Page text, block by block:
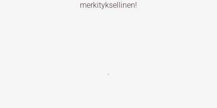
merkityksellinen!
.